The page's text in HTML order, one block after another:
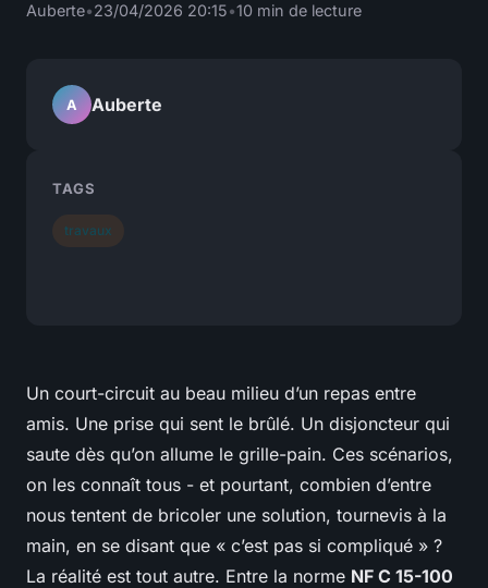
Auberte•23/04/2026 20:15•10 min de lecture
Un court-circuit au beau milieu d’un repas entre
amis. Une prise qui sent le brûlé. Un disjoncteur qui
saute dès qu’on allume le grille-pain. Ces scénarios,
on les connaît tous - et pourtant, combien d’entre
nous tentent de bricoler une solution, tournevis à la
main, en se disant que « c’est pas si compliqué » ?
La réalité est tout autre. Entre la norme NF C 15-100
A Auberte
TAGS
travaux